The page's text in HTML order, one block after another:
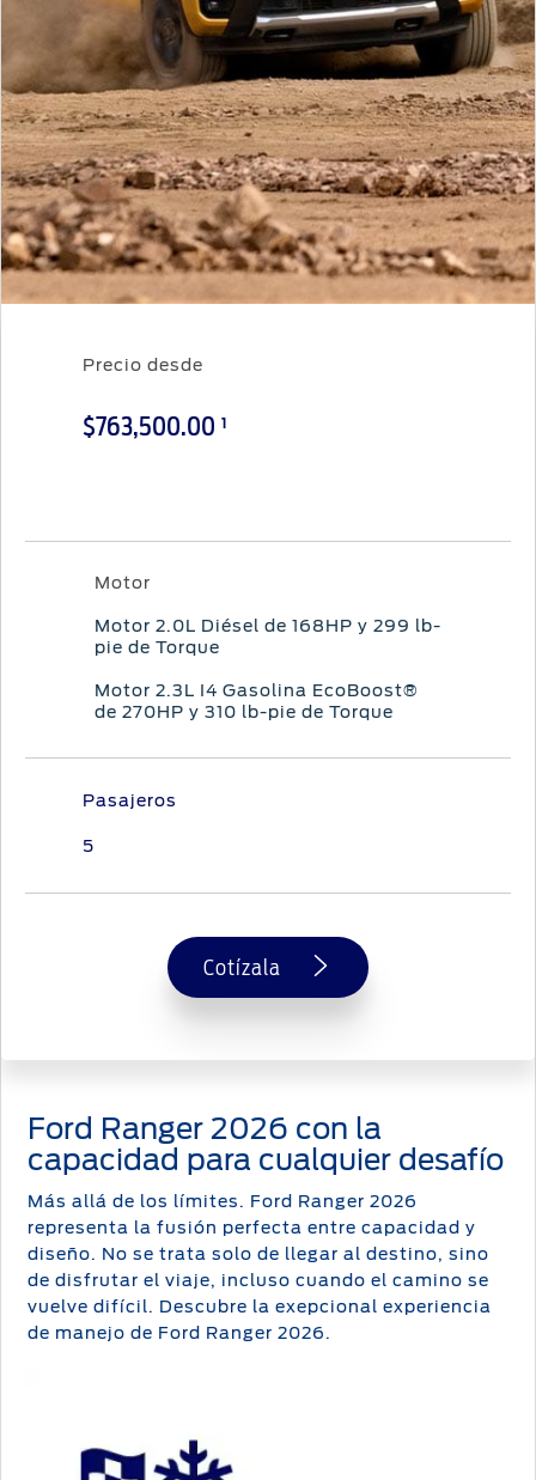
Distribuidor
Seminuevos
Certificados
SYNC®
Precio desde
$763,500.00 1
Motor
Motor 2.0L Diésel de 168HP y 299 lb-
pie de Torque
Motor 2.3L I4 Gasolina EcoBoost®
de 270HP y 310 lb-pie de Torque
Pasajeros
5
Cotízala
Ford Ranger 2026 con la
capacidad para cualquier desafío
Más allá de los límites. Ford Ranger 2026
representa la fusión perfecta entre capacidad y
diseño. No se trata solo de llegar al destino, sino
de disfrutar el viaje, incluso cuando el camino se
vuelve difícil. Descubre la exepcional experiencia
de manejo de Ford Ranger 2026.